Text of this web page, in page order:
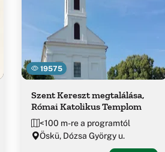
19575
Szent Kereszt megtalálása,
Római Katolikus Templom
<100 m-re a programtól
Öskü, Dózsa György u.